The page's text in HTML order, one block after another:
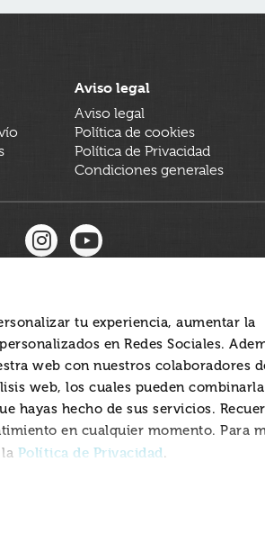
tu experiencia, aumentar la
en Redes Sociales.
web con nuestros colaboradores
web, los cuales pueden
hayas hecho de sus servicios.
en cualquier momento. Para
Política de Privacidad.
Aviso legal
Aviso legal
Política de cookies
Política de Privacidad
Condiciones generales